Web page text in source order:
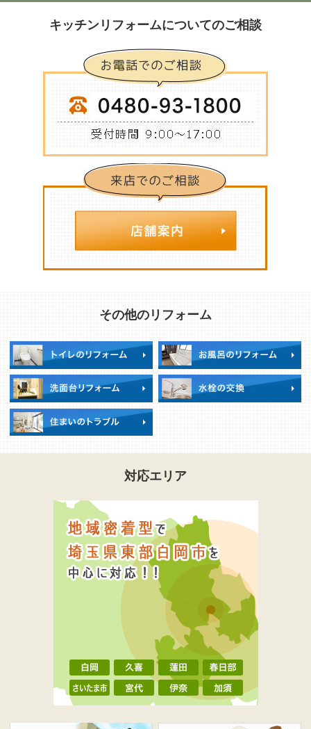
キッチンリフォームについてのご相談
その他のリフォーム
対応エリア